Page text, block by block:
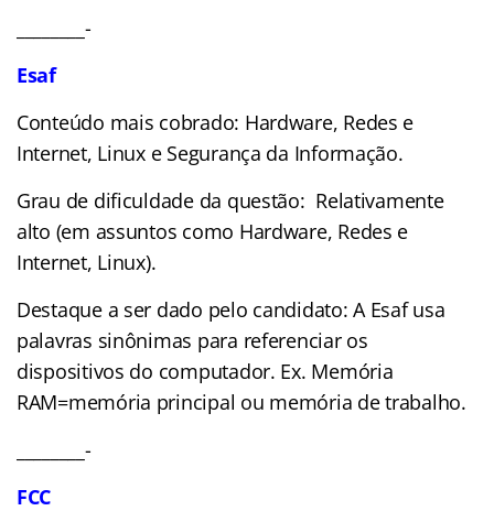
________-
Esaf
Conteúdo mais cobrado: Hardware, Redes e
Internet, Linux e Segurança da Informação.
Grau de dificuldade da questão: Relativamente
alto (em assuntos como Hardware, Redes e
Internet, Linux).
Destaque a ser dado pelo candidato: A Esaf usa
palavras sinônimas para referenciar os
dispositivos do computador. Ex. Memória
RAM=memória principal ou memória de trabalho.
________-
FCC